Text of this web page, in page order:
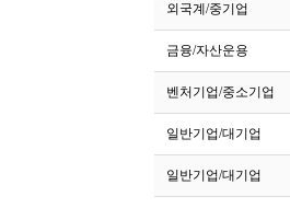
외국계/중기업
금융/자산운용
벤처기업/중소기업
일반기업/대기업
일반기업/대기업